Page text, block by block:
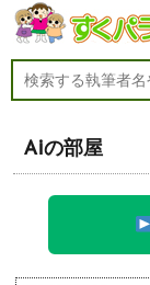
Aiの部屋